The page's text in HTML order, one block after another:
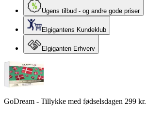
Ugens tilbud - og andre gode priser
Elgigantens Kundeklub
Elgiganten Erhverv
GoDream - Tillykke med fødselsdagen 299 kr.